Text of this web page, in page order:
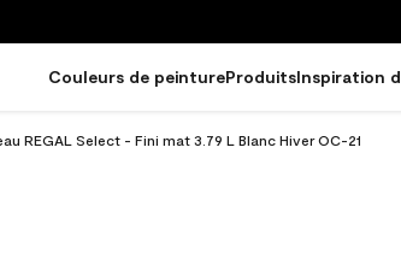
Couleurs de peintureProduitsInspiration
REGAL Select - Fini mat 3.79 L Blanc Hiver OC-21